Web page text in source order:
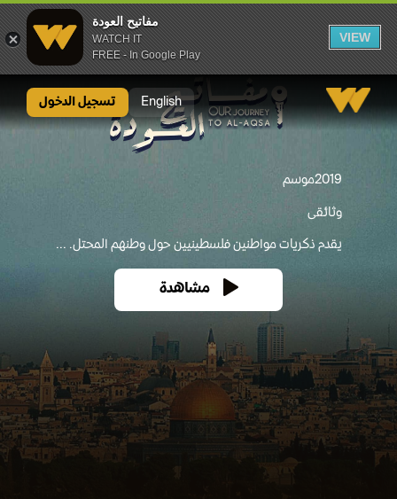
مفاتيح العودة
WATCH IT
FREE - In Google Play
VIEW
English تسجيل الدخول
2019موسم
وثائقى
يقدم ذكريات مواطنين فلسطينيين حول وطنهم المحتل. ...
مشاهدة